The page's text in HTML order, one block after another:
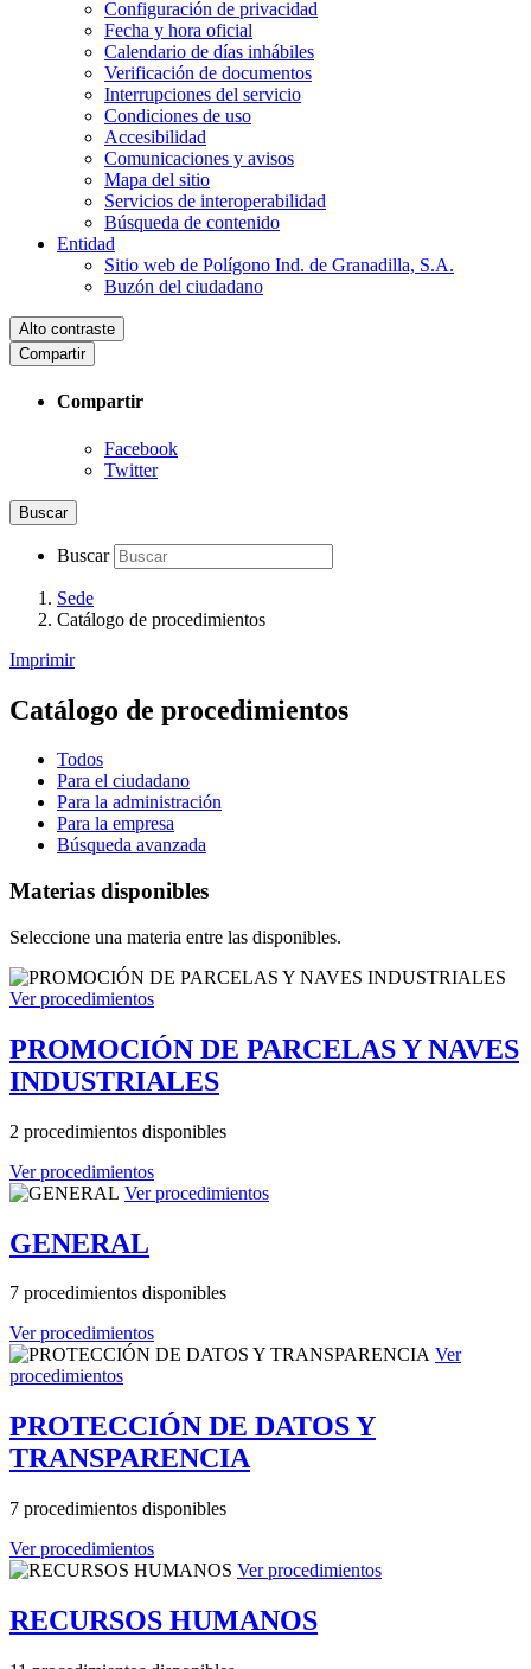
Configuración de privacidad
Fecha y hora oficial
Calendario de días inhábiles
Verificación de documentos
Interrupciones del servicio
Condiciones de uso
Accesibilidad
Comunicaciones y avisos
Mapa del sitio
Servicios de interoperabilidad
Búsqueda de contenido
Entidad
Sitio web de Polígono Ind. de Granadilla, S.A.
Buzón del ciudadano
Alto contraste
Compartir
Compartir
Facebook
Twitter
Buscar
Buscar
Sede
Catálogo de procedimientos
Imprimir
Catálogo de procedimientos
Todos
Para el ciudadano
Para la administración
Para la empresa
Búsqueda avanzada
Materias disponibles
Seleccione una materia entre las disponibles.
Ver procedimientos
PROMOCIÓN DE PARCELAS Y NAVES
INDUSTRIALES
2 procedimientos disponibles
Ver procedimientos
Ver procedimientos
GENERAL
7 procedimientos disponibles
Ver procedimientos
Ver
procedimientos
PROTECCIÓN DE DATOS Y
TRANSPARENCIA
7 procedimientos disponibles
Ver procedimientos
Ver procedimientos
RECURSOS HUMANOS